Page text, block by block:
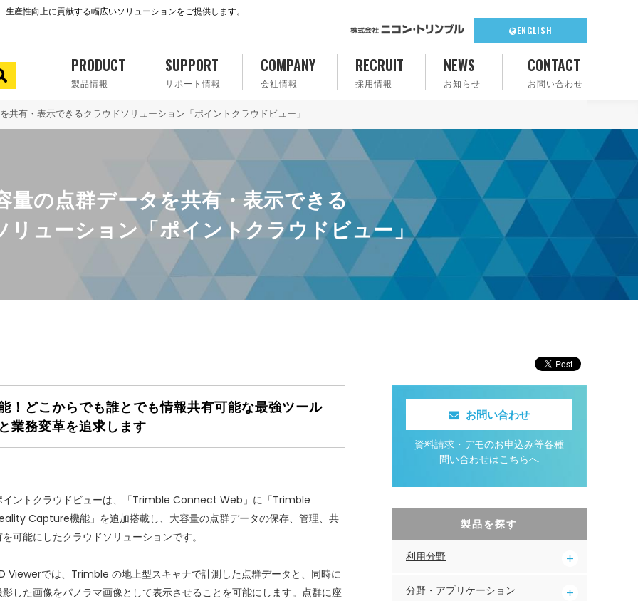
産性向上に貢献する幅広いソリューションをご提供します。
ENGLISH
PRODUCT
製品情報
SUPPORT
サポート情報
COMPANY
会社情報
RECRUIT
採用情報
NEWS
お知らせ
CONTACT
お問い合わせ
共有・表示できるクラウドソリューション「ポイントクラウドビュー」
量の点群データを共有・表示できる
リューション「ポイントクラウドビュー」
！どこからでも誰とでも情報共有可能な最強ツール
業務変革を追求します
イントクラウドビューは、「Trimble Connect Web」に「Trimble
Capture機能」を追加搭載し、大容量の点群データの保存、管理、共
可能にしたクラウドソリューションです。
Viewerでは、Trimble の地上型スキャナで計測した点群データと、同時に
影した画像をパノラマ画像として表示させることを可能にします。点群に座
お問い合わせ
資料請求・デモのお申込み等各種
問い合わせはこちらへ
製品を探す
利用分野
分野・アプリケーション